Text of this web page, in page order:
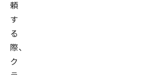
頼
す
る
際、
ク